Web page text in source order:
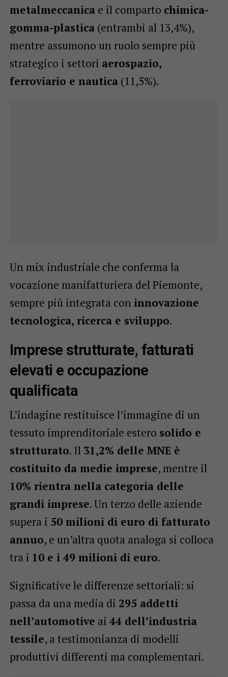
metalmeccanicae il comparto chimica-
gomma-plastica(entrambi al 13,4%),
mentre assumono un ruolo sempre più
strategico i settori aerospazio,
ferroviario e nautica(11,5%).
Un mix industriale che conferma la
vocazione manifatturiera del Piemonte,
sempre più integrata con innovazione
tecnologica, ricerca e sviluppo.
Imprese strutturate, fatturati
elevati e occupazione
qualificata
L’indagine restituisce l’immagine di un
tessuto imprenditoriale estero solido e
strutturato. Il 31,2% delle MNE è
costituito da medie imprese, mentre il
10% rientra nella categoria delle
grandi imprese. Un terzo delle aziende
supera i 50 milioni di euro di fatturato
annuo, e un’altra quota analoga si colloca
tra i 10 e i 49 milioni di euro.
Significative le differenze settoriali: si
passa da una media di 295 addetti
nell’automotive ai 44 dell’industria
tessile, a testimonianza di modelli
produttivi differenti ma complementari.